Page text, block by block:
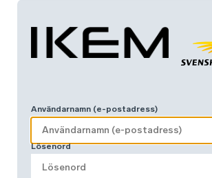
Användarnamn (e-postadress)
Lösenord